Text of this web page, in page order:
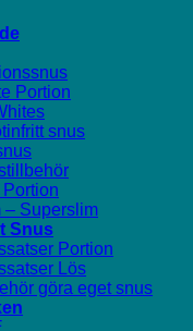
Portion
snus
Portion
– Superslim
Snus
Portion
Lös
göra eget snus